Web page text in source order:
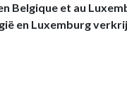
Belgique et au
en Luxemburg